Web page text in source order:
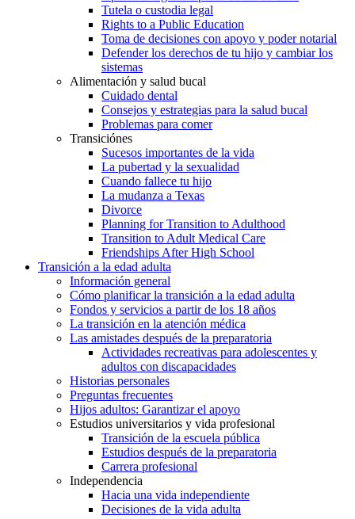
Tutela o custodia legal
Rights to a Public Education
Toma de decisiones con apoyo y poder notarial
Defender los derechos de tu hijo y cambiar los
sistemas
Alimentación y salud bucal
Cuidado dental
Consejos y estrategias para la salud bucal
Problemas para comer
Transiciónes
Sucesos importantes de la vida
La pubertad y la sexualidad
Cuando fallece tu hijo
La mudanza a Texas
Divorce
Planning for Transition to Adulthood
Transition to Adult Medical Care
Friendships After High School
Transición a la edad adulta
Información general
Cómo planificar la transición a la edad adulta
Fondos y servicios a partir de los 18 años
La transición en la atención médica
Las amistades después de la preparatoria
Actividades recreativas para adolescentes y
adultos con discapacidades
Historias personales
Preguntas frecuentes
Hijos adultos: Garantizar el apoyo
Estudios universitarios y vida profesional
Transición de la escuela pública
Estudios después de la preparatoria
Carrera profesional
Independencia
Hacia una vida independiente
Decisiones de la vida adulta